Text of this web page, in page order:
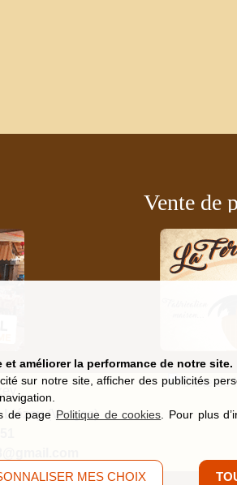
améliorer la performance de notre site.
sur notre site, afficher des publicités
de page Politique de cookies . Pour plus
MES CHOIX
Vente de
Liézey(Vosges)